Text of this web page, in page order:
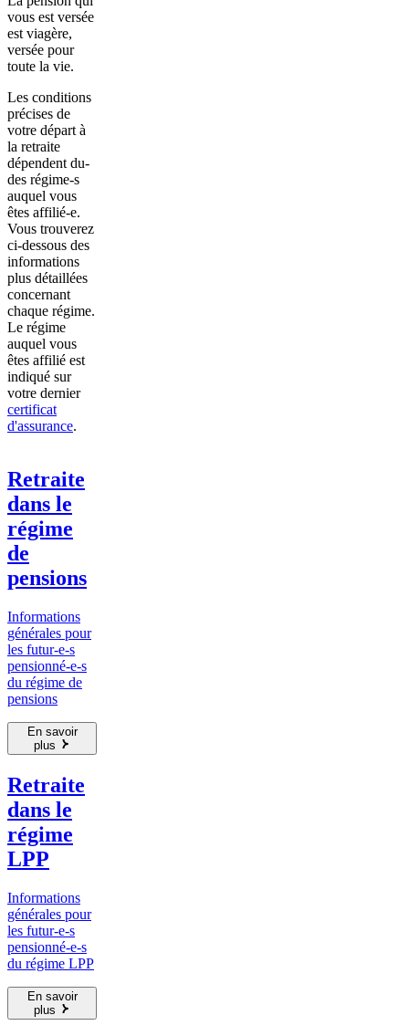
vous est versée
est viagère,
versée pour
toute la vie.
Les conditions
précises de
votre départ à
la retraite
dépendent du-
des régime-s
auquel vous
êtes affilié-e.
Vous trouverez
ci-dessous des
informations
plus détaillées
concernant
chaque régime.
Le régime
auquel vous
êtes affilié est
indiqué sur
votre dernier
certificat
d'assurance.
Retraite
dans le
régime
de
pensions
Informations
générales pour
les futur-e-s
pensionné-e-s
du régime de
pensions
En savoir
plus
Retraite
dans le
régime
LPP
Informations
générales pour
les futur-e-s
pensionné-e-s
du régime LPP
En savoir
plus